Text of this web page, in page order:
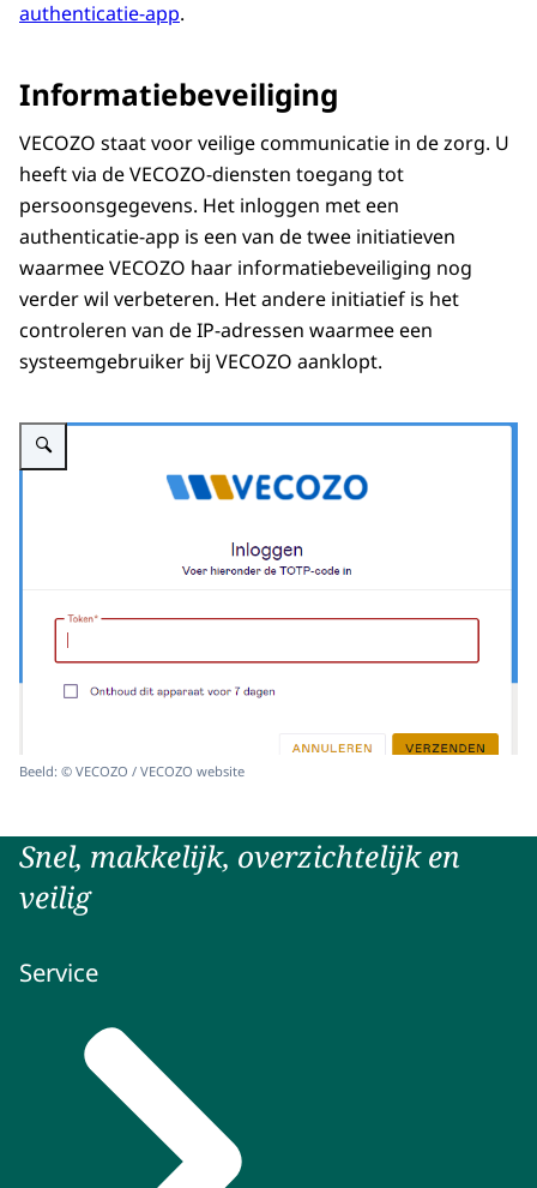
authenticatie-app.
Informatiebeveiliging
VECOZO staat voor veilige communicatie in de zorg. U
heeft via de VECOZO-diensten toegang tot
persoonsgegevens. Het inloggen met een
authenticatie-app is een van de twee initiatieven
waarmee VECOZO haar informatiebeveiliging nog
verder wil verbeteren. Het andere initiatief is het
controleren van de IP-adressen waarmee een
systeemgebruiker bij VECOZO aanklopt.
Vergroot afbeelding Vecozo authenticatie-app
Beeld: © VECOZO / VECOZO website
Snel, makkelijk, overzichtelijk en
veilig
Service